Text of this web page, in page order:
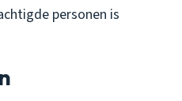
personen is